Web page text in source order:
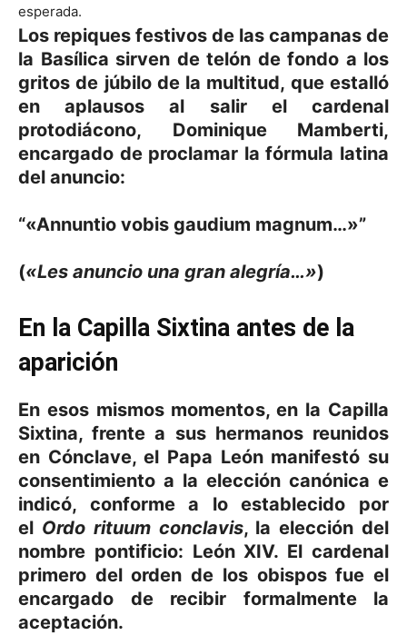
esperada.
Los repiques festivos de las campanas de
la Basílica sirven de telón de fondo a los
gritos de júbilo de la multitud, que estalló
en aplausos al salir el cardenal
protodiácono, Dominique Mamberti,
encargado de proclamar la fórmula latina
del anuncio:
“«Annuntio vobis gaudium magnum…»”
(«Les anuncio una gran alegría…»)
En la Capilla Sixtina antes de la
aparición
En esos mismos momentos, en la Capilla
Sixtina, frente a sus hermanos reunidos
en Cónclave, el Papa León manifestó su
consentimiento a la elección canónica e
indicó, conforme a lo establecido por
el Ordo rituum conclavis, la elección del
nombre pontificio: León XIV. El cardenal
primero del orden de los obispos fue el
encargado de recibir formalmente la
aceptación.